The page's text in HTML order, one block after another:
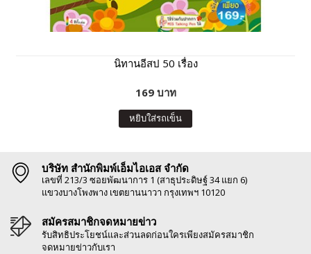
นิทานอีสป 50 เรื่อง
169 บาท
หยิบใส่รถเข็น
บริษัท สำนักพิมพ์เอ็มไอเอส จำกัด
เลขที่ 213/3 ซอยพัฒนาการ 1 (สาธุประดิษฐ์ 34 แยก 6)
แขวงบางโพงพาง เขตยานนาวา กรุงเทพฯ 10120
สมัครสมาชิกจดหมายข่าว
รับสิทธิประโยชน์และส่วนลดก่อนใครเพียงสมัครสมาชิก
จดหมายข่าวกับเรา